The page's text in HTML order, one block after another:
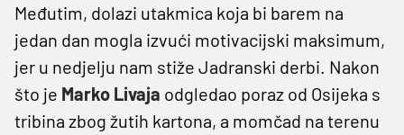
Međutim, dolazi utakmica koja bi barem na
jedan dan mogla izvući motivacijski maksimum,
jer u nedjelju nam stiže Jadranski derbi. Nakon
što je Marko Livaja odgledao poraz od Osijeka s
tribina zbog žutih kartona, a momčad na terenu